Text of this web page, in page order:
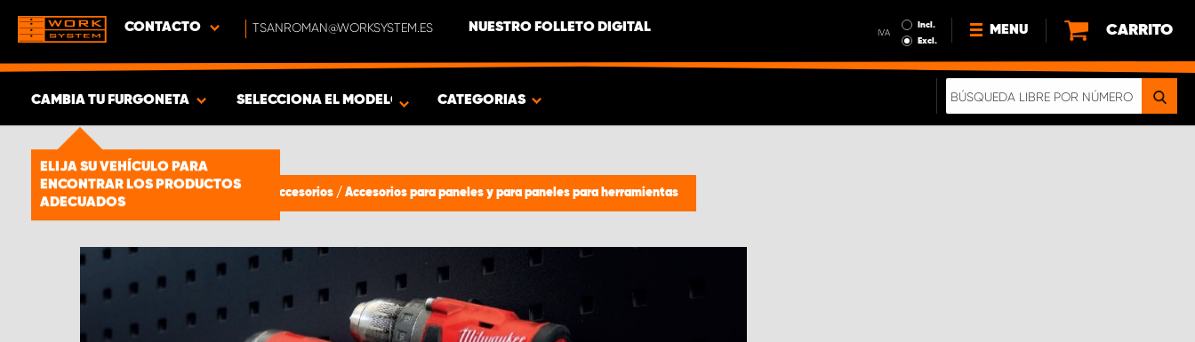
CONTACTO TSANROMAN@WORKSYSTEM.ES NUESTRO FOLLETO DIGITAL IVA
Incl.
Excl.
MENU
NOTICIAS
CARRITO
CAMBIA TU FURGONETA
ELIJA SU VEHÍCULO PARA
ENCONTRAR LOS PRODUCTOS
ADECUADOS
MOSTRAR RESULTADOS -
PRODUCTOS
SELECCIONA EL MODELO CATEGORIAS
Estanterías para furgonetas Accesorios / Accesorios para paneles y para paneles para herramientas